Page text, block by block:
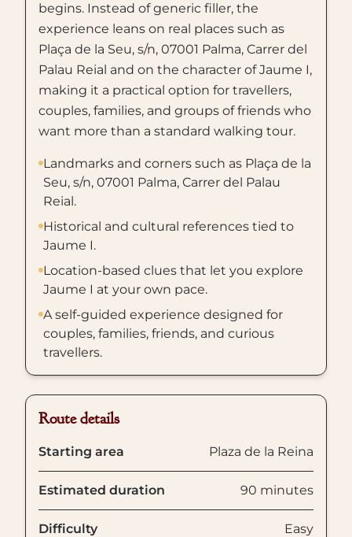
begins. Instead of generic filler, the
experience leans on real places such as
Plaça de la Seu, s/n, 07001 Palma, Carrer del
Palau Reial and on the character of Jaume I,
making it a practical option for travellers,
couples, families, and groups of friends who
want more than a standard walking tour.
Landmarks and corners such as Plaça de la
Seu, s/n, 07001 Palma, Carrer del Palau
Reial.
Historical and cultural references tied to
Jaume I.
Location-based clues that let you explore
Jaume I at your own pace.
A self-guided experience designed for
couples, families, friends, and curious
travellers.
Route details
Starting area Plaza de la Reina
Estimated duration 90 minutes
Difficulty Easy